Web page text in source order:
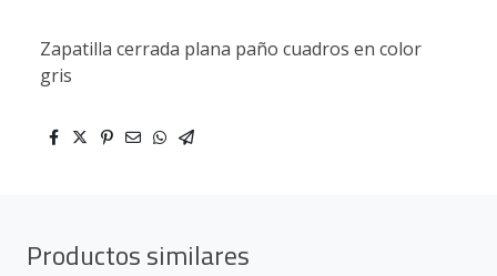
Zapatilla cerrada plana paño cuadros en color
gris
Productos similares